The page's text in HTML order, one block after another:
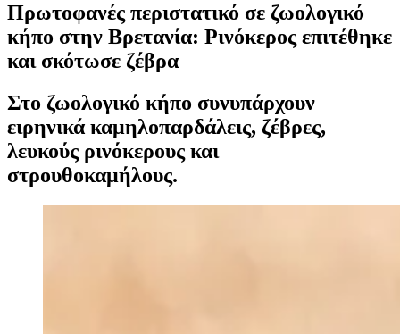
Πρωτοφανές περιστατικό σε ζωολογικό
κήπο στην Βρετανία: Ρινόκερος επιτέθηκε
και σκότωσε ζέβρα
Στο ζωολογικό κήπο συνυπάρχουν
ειρηνικά καμηλοπαρδάλεις, ζέβρες,
λευκούς ρινόκερους και
στρουθοκαμήλους.